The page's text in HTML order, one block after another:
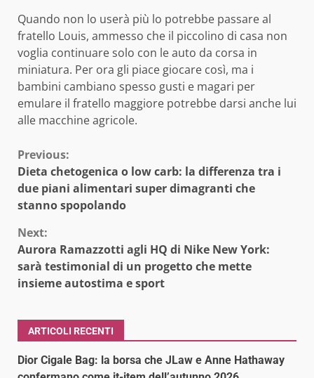
Quando non lo userà più lo potrebbe passare al
fratello Louis, ammesso che il piccolino di casa non
voglia continuare solo con le auto da corsa in
miniatura. Per ora gli piace giocare così, ma i
bambini cambiano spesso gusti e magari per
emulare il fratello maggiore potrebbe darsi anche lui
alle macchine agricole.
Continue
Reading
Previous:
Dieta chetogenica o low carb: la differenza tra i
due piani alimentari super dimagranti che
stanno spopolando
Next:
Aurora Ramazzotti agli HQ di Nike New York:
sarà testimonial di un progetto che mette
insieme autostima e sport
ARTICOLI RECENTI
Dior Cigale Bag: la borsa che JLaw e Anne Hathaway